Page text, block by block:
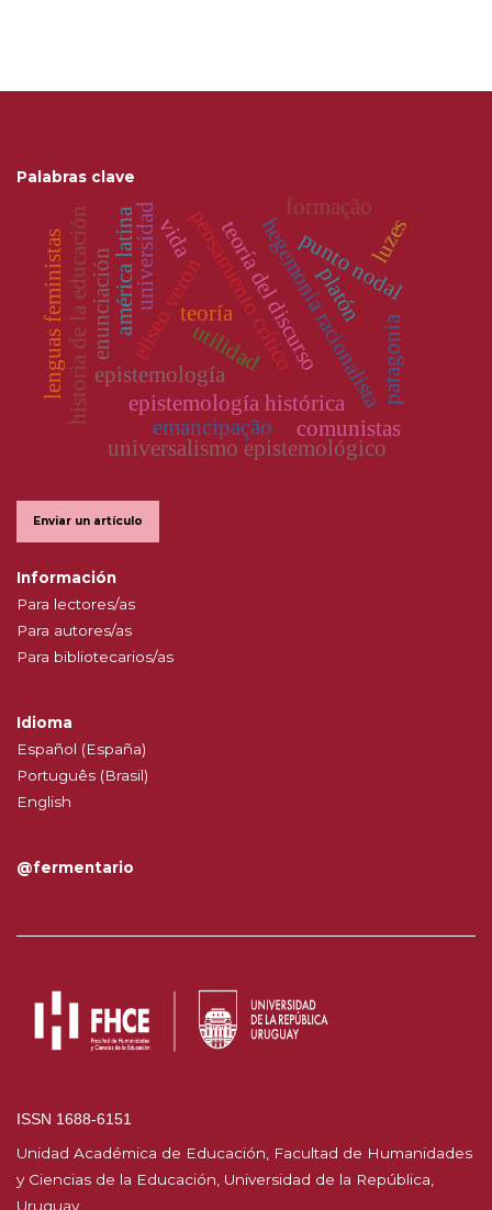
Palabras clave
epistemología
historia de la educación hegemonía racionalista
teoría del discursopunto nodal
epistemología histórica
pensamiento crítico
eliseo verón
américa latina
patagonia
universidad
lenguas feministas
emancipação
teoría
universalismo epistemológico
enunciación utilidad
luzes
platón
vida
formação
comunistas
Enviar un artículo
Información
Para lectores/as
Para autores/as
Para bibliotecarios/as
Idioma
Español (España)
Português (Brasil)
English
@fermentario
ISSN 1688-6151
Unidad Académica de Educación, Facultad de Humanidades
y Ciencias de la Educación, Universidad de la República,
Uruguay.